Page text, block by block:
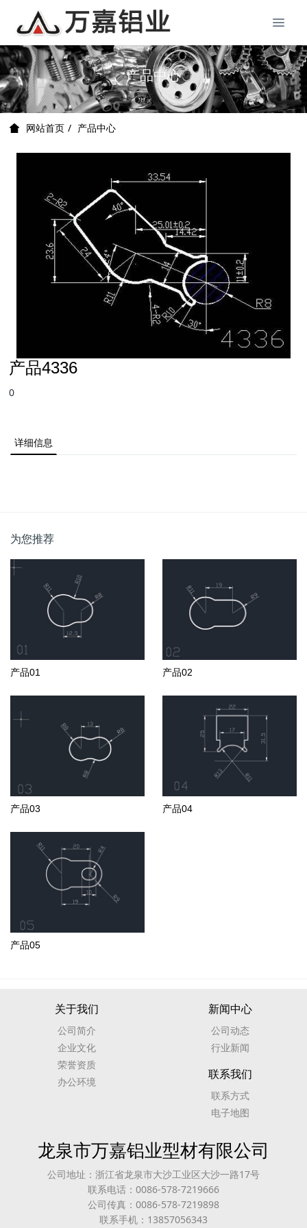
产品中心
网站首页 产品中心
产品4336
0
详细信息
为您推荐
产品01 产品02
产品03 产品04
产品05
关于我们
公司简介
企业文化
荣誉资质
办公环境
新闻中心
公司动态
行业新闻
联系我们
联系方式
电子地图
龙泉市万嘉铝业型材有限公司
公司地址：浙江省龙泉市大沙工业区大沙一路17号
联系电话：0086-578-7219666
公司传真：0086-578-7219898
联系手机：13857056343